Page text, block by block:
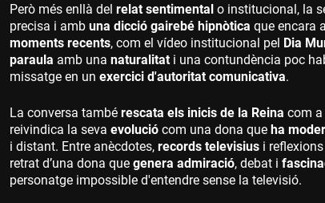
Però més enllà del relat sentimental o institucional, la
precisa i amb una dicció gairebé hipnòtica que encara
moments recents, com el vídeo institucional pel Dia
paraula amb una naturalitat i una contundència poc
missatge en un exercici d'autoritat comunicativa.
La conversa també rescata els inicis de la Reina com a
reivindica la seva evolució com una dona que ha
i distant. Entre anècdotes, records televisius i
retrat d’una dona que genera admiració, debat i
personatge impossible d'entendre sense la televisió.